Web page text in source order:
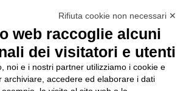
di Condotta, è
presentare un
di
utilizzando
modalità
al seguente
Rifiuta cookie non necessari ✕
web raccoglie alcuni
dei visitatori e utenti
noi e i nostri partner utilizziamo i cookie e
archiviare, accedere ed elaborare i dati